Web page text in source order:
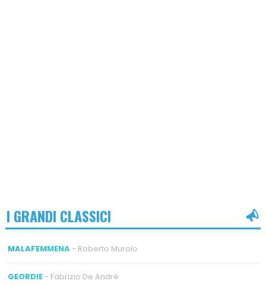
I GRANDI CLASSICI
MALAFEMMENA- Roberto Murolo
GEORDIE- Fabrizio De André